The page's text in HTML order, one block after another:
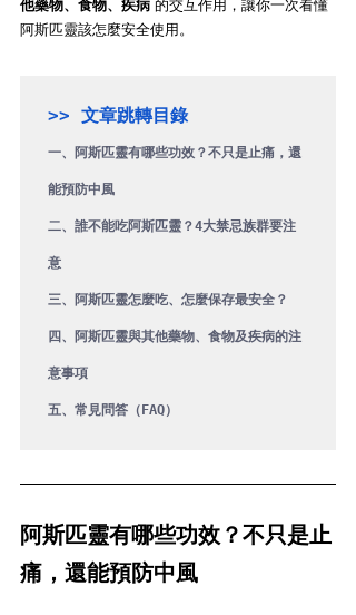
他藥物、食物、疾病 的交互作用，讓你一次看懂
阿斯匹靈該怎麼安全使用。
一、阿斯匹靈有哪些功效？不只是止痛，還
能預防中風
二、誰不能吃阿斯匹靈？4大禁忌族群要注
意
三、阿斯匹靈怎麼吃、怎麼保存最安全？
四、阿斯匹靈與其他藥物、食物及疾病的注
意事項
五、常見問答（FAQ）
阿斯匹靈有哪些功效？不只是止
痛，還能預防中風